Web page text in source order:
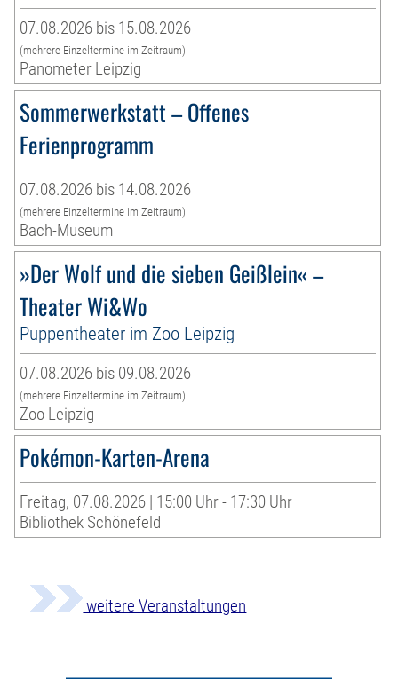
07.08.2026 bis 15.08.2026
(mehrere Einzeltermine im Zeitraum)
Panometer Leipzig
Sommerwerkstatt – Offenes
Ferienprogramm
07.08.2026 bis 14.08.2026
(mehrere Einzeltermine im Zeitraum)
Bach-Museum
»Der Wolf und die sieben Geißlein« –
Theater Wi&Wo
Puppentheater im Zoo Leipzig
07.08.2026 bis 09.08.2026
(mehrere Einzeltermine im Zeitraum)
Zoo Leipzig
Pokémon-Karten-Arena
Freitag, 07.08.2026 | 15:00 Uhr - 17:30 Uhr
Bibliothek Schönefeld
weitere Veranstaltungen